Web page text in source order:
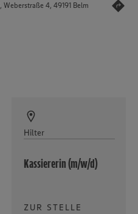
, Weberstraße 4, 49191 Belm
Hilter
Kassiererin (m/w/d)
ZUR STELLE